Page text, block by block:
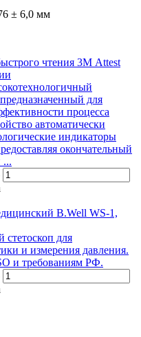
± 6,0 мм
чтения 3М Attest
для
процесса
автоматически
индикаторы
окончательный
...
B.Well WS-1,
для
и измерения давления.
и требованиям РФ.